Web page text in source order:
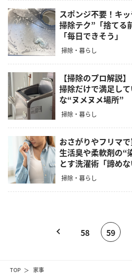
TOP 家事
スポンジ不要！キ
掃除テク”「捨てる
「毎日できそう」
掃除・暮らし
【掃除のプロ解説
掃除だけで満足し
な“ヌメヌメ場所”
掃除・暮らし
おさがりやフリマ
生活臭や柔軟剤の“
とす洗濯術「諦めな
掃除・暮らし
58 59